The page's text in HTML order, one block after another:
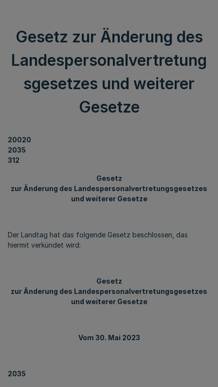
Gesetz zur Änderung des
Landespersonalvertretung
sgesetzes und weiterer
Gesetze
20020
2035
312
Gesetz
zur Änderung des Landespersonalvertretungsgesetzes
und weiterer Gesetze
Der Landtag hat das folgende Gesetz beschlossen, das
hiermit verkündet wird:
Gesetz
zur Änderung des Landespersonalvertretungsgesetzes
und weiterer Gesetze
Vom 30. Mai 2023
2035